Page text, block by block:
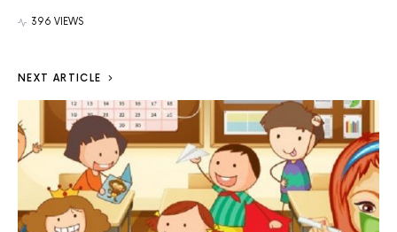
396 VIEWS
NEXT ARTICLE